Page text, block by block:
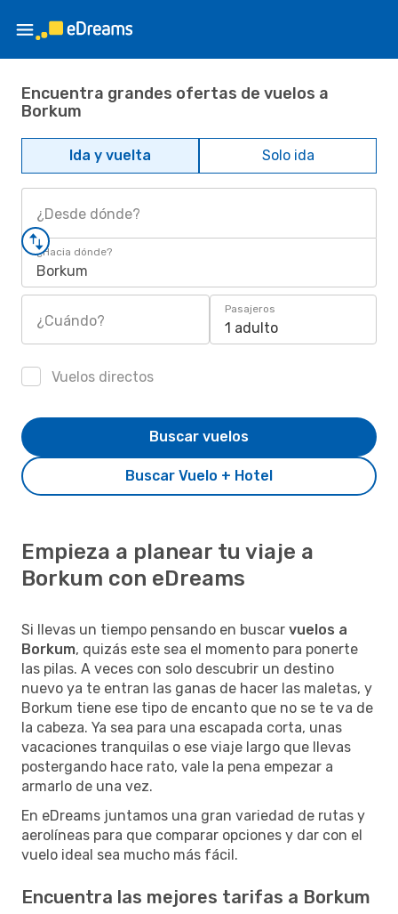
Encuentra grandes ofertas de vuelos a
Borkum
Ida y vuelta Solo ida
¿Desde dónde?
¿Hacia dónde?
Borkum
¿Cuándo?
Pasajeros
1 adulto
Vuelos directos
Buscar Vuelo + Hotel
Buscar vuelos
Empieza a planear tu viaje a
Borkum con eDreams
Si llevas un tiempo pensando en buscar vuelos a
Borkum, quizás este sea el momento para ponerte
las pilas. A veces con solo descubrir un destino
nuevo ya te entran las ganas de hacer las maletas, y
Borkum tiene ese tipo de encanto que no se te va de
la cabeza. Ya sea para una escapada corta, unas
vacaciones tranquilas o ese viaje largo que llevas
postergando hace rato, vale la pena empezar a
armarlo de una vez.
En eDreams juntamos una gran variedad de rutas y
aerolíneas para que comparar opciones y dar con el
vuelo ideal sea mucho más fácil.
Encuentra las mejores tarifas a Borkum